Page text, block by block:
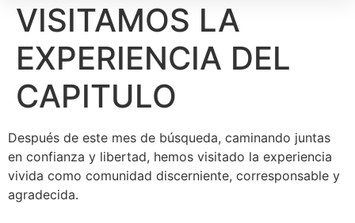
VISITAMOS LA
EXPERIENCIA DEL
CAPITULO
Después de este mes de búsqueda, caminando juntas
en confianza y libertad, hemos visitado la experiencia
vivida como comunidad discerniente, corresponsable y
agradecida.